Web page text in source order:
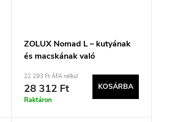
ZOLUX Nomad L – kutyának
és macskának való
22 293 Ft ÁFA nélkül
28 312 Ft
Raktáron
KOSÁRBA